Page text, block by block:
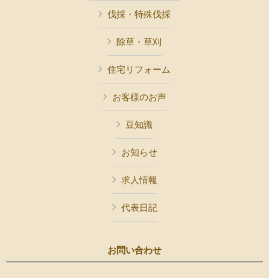
伐採・特殊伐採
除草・草刈
住宅リフォーム
お客様のお声
豆知識
お知らせ
求人情報
代表日記
お問い合わせ